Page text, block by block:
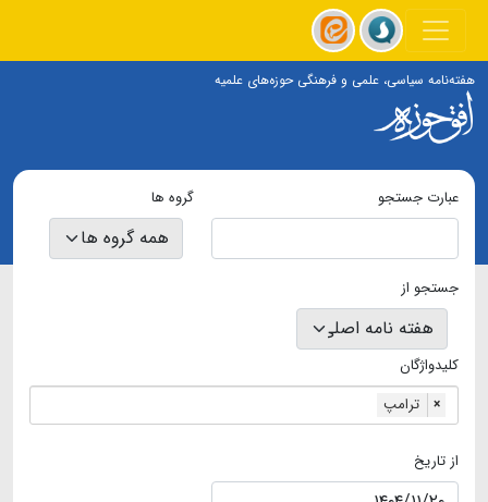
هفته‌نامه سیاسی، علمی و فرهنگی حوزه‌های علمیه
عبارت جستجو گروه ها
جستجو از
کلیدواژگان
ترامپ
×
از تاریخ